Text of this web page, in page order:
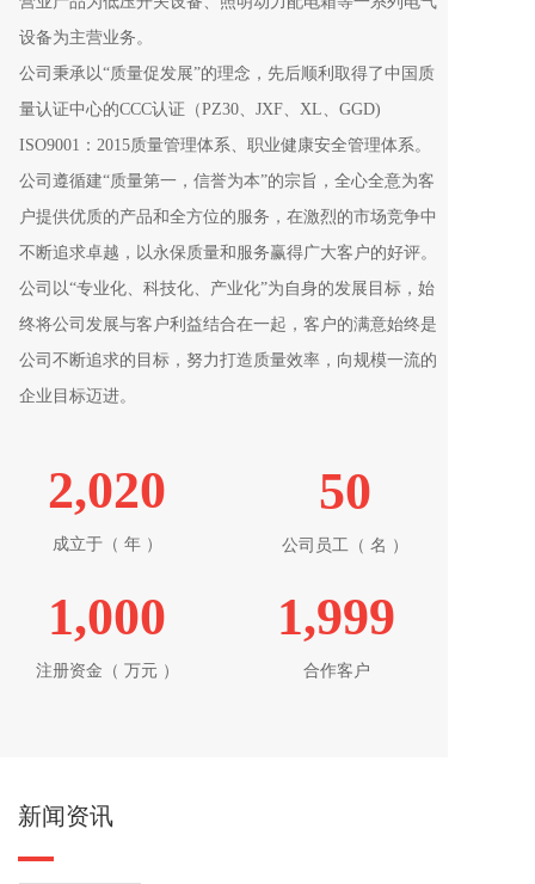
设备为主营业务。
公司秉承以“质量促发展”的理念，先后顺利取得了中国质
量认证中心的CCC认证（PZ30、JXF、XL、GGD)
ISO9001：2015质量管理体系、职业健康安全管理体系。
公司遵循建“质量第一，信誉为本”的宗旨，全心全意为客
户提供优质的产品和全方位的服务，在激烈的市场竞争中
不断追求卓越，以永保质量和服务赢得广大客户的好评。
公司以“专业化、科技化、产业化”为自身的发展目标，始
终将公司发展与客户利益结合在一起，客户的满意始终是
公司不断追求的目标，努力打造质量效率，向规模一流的
企业目标迈进。
2,021
成立于（ 年 ）
50
公司员工（ 名 ）
1,000
注册资金（ 万元 ）
2,000
合作客户
新闻资讯